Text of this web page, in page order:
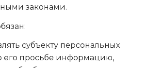
законами.
субъекту персональных
его просьбе информацию,